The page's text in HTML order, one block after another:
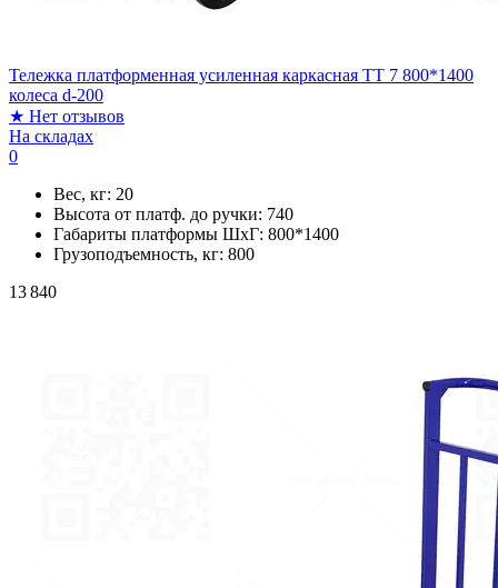
Тележка платформенная усиленная каркасная ТТ 7 800*1400
колеса d-200
★ Нет отзывов
На складах
0
Вес, кг: 20
Высота от платф. до ручки: 740
Габариты платформы ШxГ: 800*1400
Грузоподъемность, кг: 800
13 840